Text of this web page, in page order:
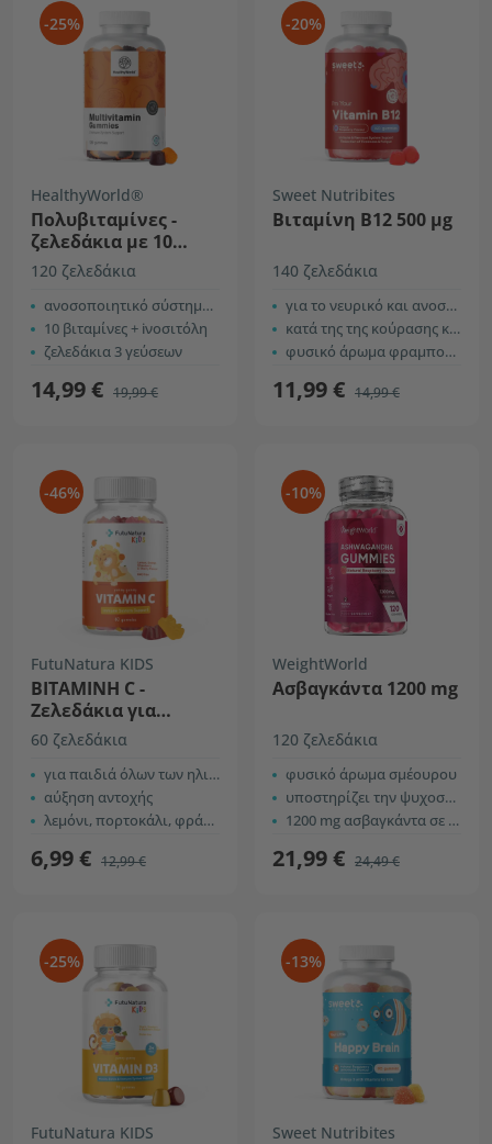
-25%
HealthyWorld®
Πολυβιταμίνες -
ζελεδάκια με 10
βιταμίνες
120 ζελεδάκια
ανοσοποιητικό σύστημα, περισσότερη ενέργεια
10 βιταμίνες + iνοσιτόλη
ζελεδάκια 3 γεύσεων
14,99 € 19,99 €
-20%
Sweet Nutribites
Βιταμίνη B12 500 µg
140 ζελεδάκια
για το νευρικό και ανοσοποιητικό σύστημα
κατά της της κούρασης και της κόπωσης
φυσικό άρωμα φραμπουάζ
11,99 € 14,99 €
-46%
FutuNatura KIDS
ΒΙΤΑΜΙΝΗ C -
Ζελεδάκια για
παιδιά με βιταμίνη
60 ζελεδάκια
για παιδιά όλων των ηλικιών
αύξηση αντοχής
λεμόνι, πορτοκάλι, φράουλα και κεράσι
6,99 € 12,99 €
-10%
WeightWorld
Ασβαγκάντα 1200 mg
120 ζελεδάκια
φυσικό άρωμα σμέουρου
υποστηρίζει την ψυχοσωματική ευεξία
1200 mg ασβαγκάντα σε 2 ζελεδάκια
21,99 € 24,49 €
-25%
FutuNatura KIDS
-13%
Sweet Nutribites